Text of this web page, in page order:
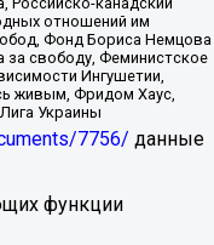
отношений им
Фонд Бориса Немцова
за свободу, Феминистское
Ингушетии,
живым, Фридом Хаус,
Украины
7756/ данные
функции